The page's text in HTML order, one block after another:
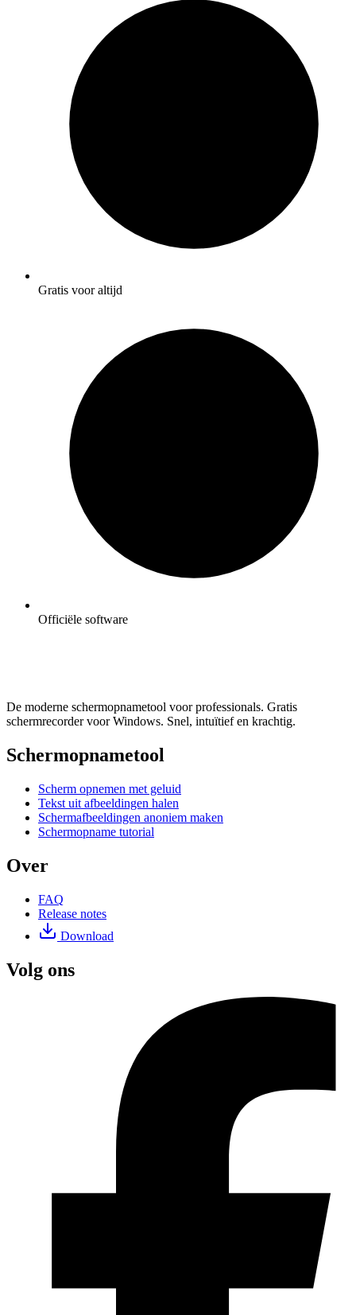
Gratis voor altijd
Officiële software
De moderne schermopnametool voor professionals. Gratis
schermrecorder voor Windows. Snel, intuïtief en krachtig.
Schermopnametool
Scherm opnemen met geluid
Tekst uit afbeeldingen halen
Schermafbeeldingen anoniem maken
Schermopname tutorial
Over
FAQ
Release notes
Download
Volg ons